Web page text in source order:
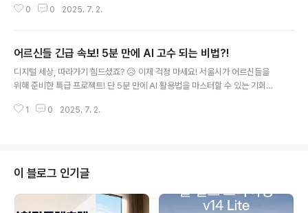
간에 구조화된 입력을 요청할 수 있는 Elicitation 기능이
지금 바로 확인하세요!🤖 AI 국방, 왜 지금 주목해야 할까?급변하는 안보 환경
코드가 무기보다 빠른 디지털 전장에서 AI 기술은 국가 안보의 핵심 경쟁력이
됩니다.미국의 '프로젝트 메이븐': AI 기반 전장 분석 능력 강화중국의 '주톈': AI
드론 실전 배치 및 딥시크 활용🛡️ '국방 AI연구센터' 설립, 해법이 될..
0 0 2025. 7. 2.
어르신들 긴급 속보! 5분 만에 AI 고수 되는 비법?!
디지털 세상, 따라가기 힘드셨죠? 😥 이제 걱정 마세요! 서울시가 어르신들을
위해 준비한 특급 프로젝트! 단 5분 만에 AI 활용법을 마스터할 수 있는 기회가
는 AI? '어디나 5분 클래스-AI편' 전격 공개! 🎬서울시가 시니어층을 위해 야심
앱 사용법 등 유용한 정보들을 쏙쏙 담았습니다. 5분 내외의 짧은 영상으로 제
작되어 반복 학습도 용이하고, 별도 회원가입 없이 누구나 쉽게 ..
1 0 2025. 7. 2.
이 블로그 인기글